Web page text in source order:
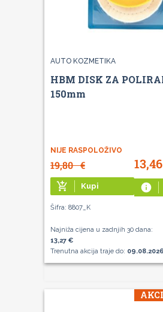
AUTO KOZMETIKA
HBM DISK ZA
150mm
NIJE RASPOLOŽIVO
19,80€ 13,46
add_shopping_cart Kupi info
Šifra: 8807_K
Najniža cijena u zadnjih 30 dana:
13,27 €
Trenutna akcija traje do: